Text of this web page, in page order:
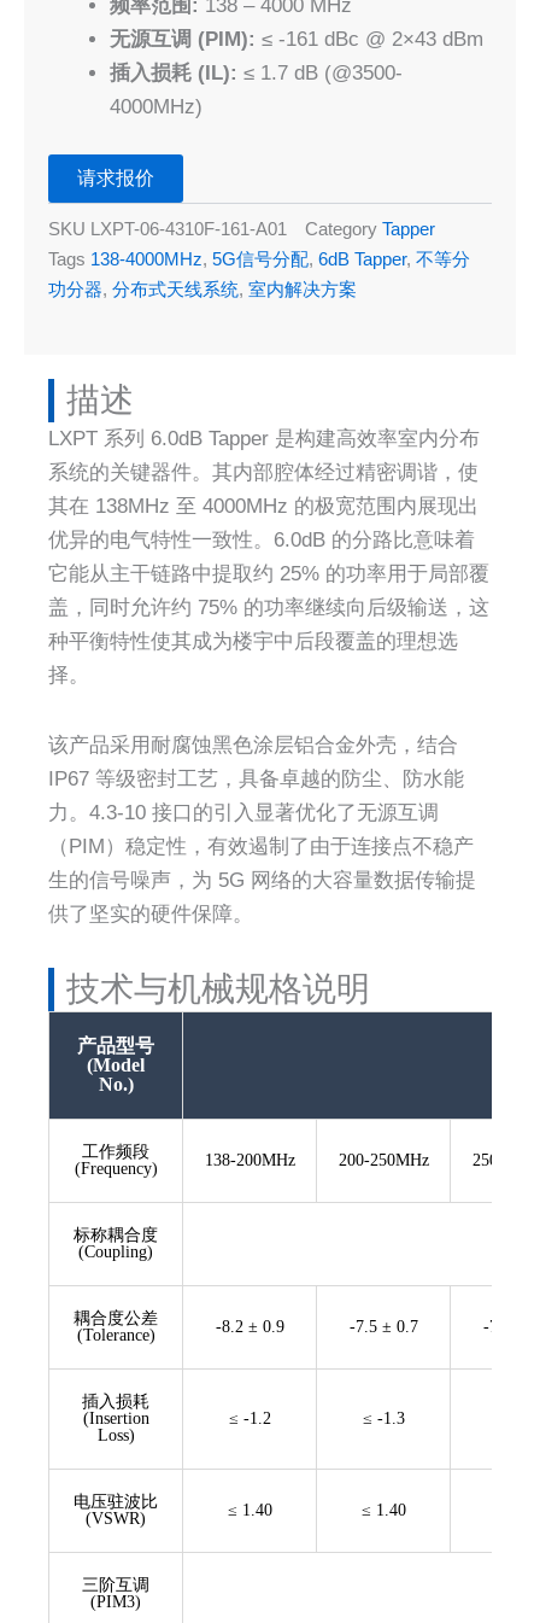
频率范围: 138 – 4000 MHz
无源互调 (PIM): ≤ -161 dBc @ 2×43 dBm
插入损耗 (IL): ≤ 1.7 dB (@3500-
4000MHz)
请求报价
SKU LXPT-06-4310F-161-A01 Category Tapper
Tags 138-4000MHz, 5G信号分配, 6dB Tapper, 不等分
功分器, 分布式天线系统, 室内解决方案
描述​
LXPT 系列 6.0dB Tapper 是构建高效率室内分布
系统的关键器件。其内部腔体经过精密调谐，使
其在 138MHz 至 4000MHz 的极宽范围内展现出
优异的电气特性一致性。6.0dB 的分路比意味着
它能从主干链路中提取约 25% 的功率用于局部覆
盖，同时允许约 75% 的功率继续向后级输送，这
种平衡特性使其成为楼宇中后段覆盖的理想选
择。
该产品采用耐腐蚀黑色涂层铝合金外壳，结合
IP67 等级密封工艺，具备卓越的防尘、防水能
力。4.3-10 接口的引入显著优化了无源互调
（PIM）稳定性，有效遏制了由于连接点不稳产
生的信号噪声，为 5G 网络的大容量数据传输提
供了坚实的硬件保障。
技术与机械规格说明
产品型号
(Model
No.)
工作频段
(Frequency)
138-200MHz 200-250MHz 250-
标称耦合度
(Coupling)
耦合度公差
(Tolerance)
-8.2 ± 0.9 -7.5 ± 0.7 -7.0 ±
插入损耗
(Insertion
Loss)
≤ -1.2 ≤ -1.3
电压驻波比
(VSWR)
≤ 1.40 ≤ 1.40
三阶互调
(PIM3)